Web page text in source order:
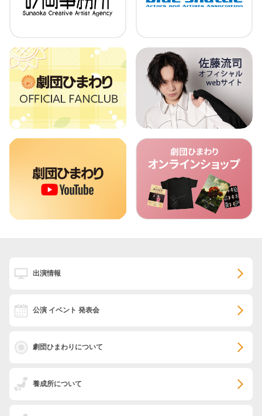
出演情報
公演 イベント 発表会
劇団ひまわりについて
養成所について